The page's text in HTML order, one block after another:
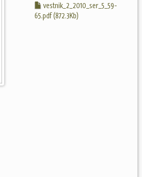
vestnik_2_2010_ser_5_59-
65.pdf (872.3Kb)